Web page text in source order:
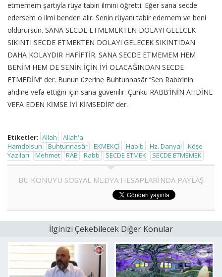
etmemem şartıyla rüya tabiri ilmini öğretti. Eğer sana secde
edersem o ilmi benden alır. Senin rüyanı tabir edemem ve beni
öldürürsün. SANA SECDE ETMEMEKTEN DOLAYI GELECEK
SIKINTI SECDE ETMEKTEN DOLAYI GELECEK SIKINTIDAN
DAHA KOLAYDIR HAFİFTİR. SANA SECDE ETMEMEM HEM
BENİM HEM DE SENİN İÇİN İYİ OLACAĞINDAN SECDE
ETMEDİM’’ der. Bunun üzerine Buhtunnasâr ‘’Sen Rabb’inin
ahdine vefa ettiğin için sana güvenilir. Çünkü RABB’İNİN AHDİNE
VEFA EDEN KİMSE İYİ KİMSEDİR’’ der.
Etiketler: Allah
Allah'a
Hamdolsun
Buhtunnasâr EKMEKÇİ Habib Hz. Danyal
Köşe
Yazıları
Mehmet RAB Rabb SECDE ETMEK SECDE ETMEMEK
BU KONUYU SOSYAL MEDYA HESAPLARINDA PAYLAŞ
İlginizi Çekebilecek Diğer Konular